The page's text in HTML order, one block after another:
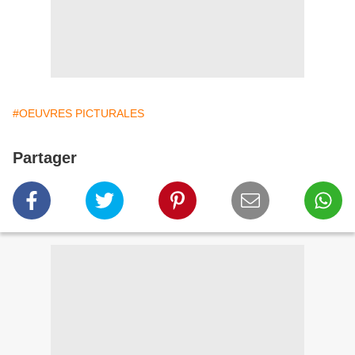
#OEUVRES PICTURALES
Partager